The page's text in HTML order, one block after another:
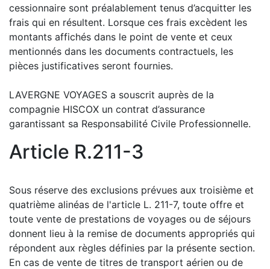
cessionnaire sont préalablement tenus d’acquitter les
frais qui en résultent. Lorsque ces frais excèdent les
montants affichés dans le point de vente et ceux
mentionnés dans les documents contractuels, les
pièces justificatives seront fournies.
LAVERGNE VOYAGES a souscrit auprès de la
compagnie HISCOX un contrat d’assurance
garantissant sa Responsabilité Civile Professionnelle.
Article R.211-3
Sous réserve des exclusions prévues aux troisième et
quatrième alinéas de l'article L. 211-7, toute offre et
toute vente de prestations de voyages ou de séjours
donnent lieu à la remise de documents appropriés qui
répondent aux règles définies par la présente section.
En cas de vente de titres de transport aérien ou de